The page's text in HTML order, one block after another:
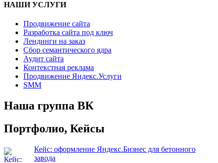
НАШИ УСЛУГИ
Продвижение сайта
Разработка сайта под ключ
Лендинги на заказ
Сбор семантического ядра
Аудит сайта
Контекстная реклама
Продвижение Яндекс.Услуги
SMM
Наша группа ВК
Портфолио, Кейсы
Кейс: оформление Яндекс.Бизнес для бетонного
завода